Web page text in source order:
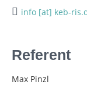
info [at] keb-
Referent
Max Pinzl